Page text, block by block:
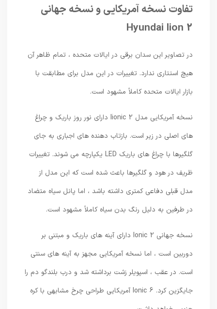
تفاوت نسخه آمریکایی و نسخه جهانی
Hyundai Iion 2
در تصاویر این سدان برقی در ایالات متحده ، تمام ظاهر آن
هیچ استتاری ندارد. تغییرات در این مدل برای مطابقت با
بازار ایالات متحده کاملاً مشهود است.
نسخه آمریکایی مدل Iionic 2 دارای نور روز باریک و چراغ
های اصلی در زیر است. بازتاب دهنده های اجباری به جای
گلگیرها با چراغ های باریک LED یکپارچه می شوند. تغییرات
ظریف در هود و گلگیرها باعث شده است که این مدل از
مدل قبلی دفاعی کمتری داشته باشد ، اما پانل سیاه متضاد
در طرفین به دلیل رنگ بدن سیاه کاملاً مشهود است.
نسخه جهانی Ionic 2 دارای آینه های باریک و مبتنی بر
دوربین است ، اما نسخه آمریکایی مجهز به آینه های سنتی
است. در عقب ، اسپویلر زشت برداشته شد و درب بلندگو دم را
جایگزین کرد. Ionic 6 آمریکایی طراحی چرخ مشابهی با کره